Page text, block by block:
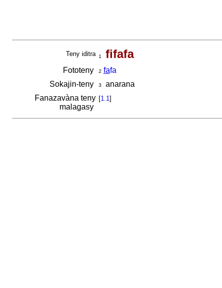
Teny iditra 1 fifafa
Fototeny 2 fafa
Sokajin-teny
3
anarana
Fanazavàna teny
malagasy
[1.1]